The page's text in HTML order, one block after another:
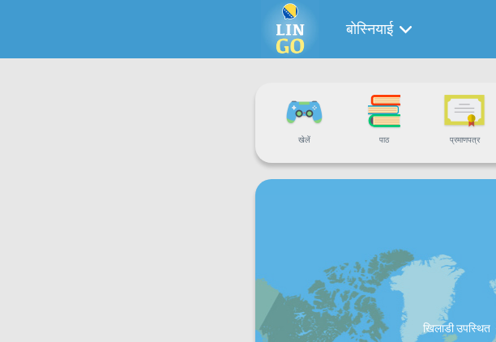
बोस्नियाई
खेलें पाठ प्रमाणपत्र
खिलाडी उपस्थित